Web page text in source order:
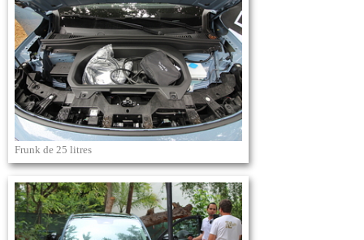
Frunk de 25 litres